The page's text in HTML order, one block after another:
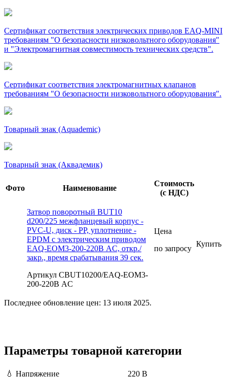
Сертификат соответствия электрических приводов EAQ-MINI
требованиям "О безопасности низковольтного оборудования"
и "Электромагнитная совместимость технических средств".
Сертификат соответствия электромагнитных клапанов
требованиям "О безопасности низковольтного оборудования".
Товарный знак (Aquademic)
Товарный знак (Аквадемик)
Фото Наименование
Стоимость
(с НДС)
Затвор поворотный BUT10
d200/225 межфланцевый корпус -
PVC-U, диск - PP, уплотнение -
EPDM с электрическим приводом
EAQ-EOM3-200-220В AC, откр./
закр., время срабатывания 39 сек.
Артикул CBUT10200/EAQ-EOM3-
200-220В AC
Цена
по запросу
Купить
Последнее обновление цен: 13 июля 2025.
Параметры товарной категории
💧 Напряжение
220 В